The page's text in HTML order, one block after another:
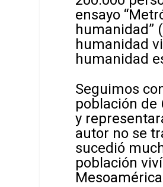
ensayo
humanidad”
humanidad
humanidad
Seguimos
población de
y
autor no se
sucedió
población